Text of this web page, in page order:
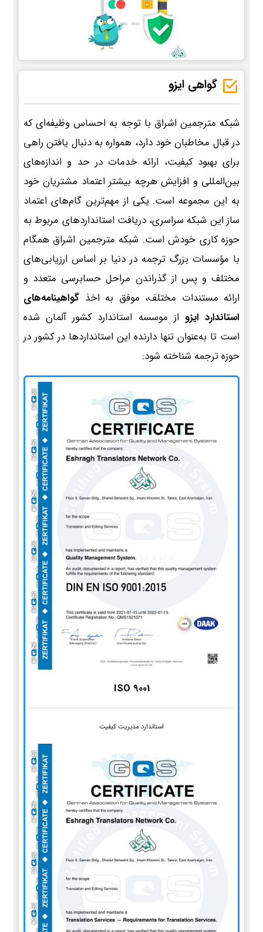
گواهی ایزو
شبکه مترجمین اشراق با توجه به احساس وظیفه‌ای که
در قبال مخاطبان خود دارد، همواره به دنبال یافتن راهی
برای بهبود کیفیت، ارائه خدمات در حد و اندازه‌های
بین‌المللی و افزایش هرچه بیشتر اعتماد مشتریان خود
به این مجموعه است. یکی از مهم‌ترین گام‌های اعتماد
ساز این شبکه سراسری، دریافت استانداردهای مربوط به
حوزه کاری خودش است. شبکه مترجمین اشراق همگام
با مؤسسات بزرگ ترجمه در دنیا بر اساس ارزیابی‌های
مختلف و پس از گذراندن مراحل حسابرسی متعدد و
ارائه مستندات مختلف، موفق به اخذ گواهینامه‌های
استاندارد ایزو از موسسه استاندارد کشور آلمان شده
است تا به‌عنوان تنها دارنده این استانداردها در کشور در
حوزه ترجمه شناخته شود:
ISO 9001
استاندارد مدیریت کیفیت